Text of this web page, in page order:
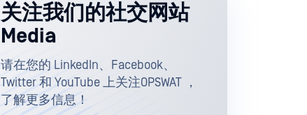
关注我们的社交网站
Media
请在您的 LinkedIn、Facebook、
Twitter 和 YouTube 上关注OPSWAT ，
了解更多信息！